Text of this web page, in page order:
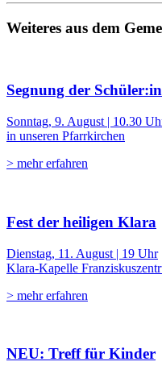
Weiteres aus dem
Segnung der
Sonntag, 9. August | 10.30
in unseren Pfarrkirchen
> mehr erfahren
Fest der heiligen Klara
Dienstag, 11. August | 19 Uhr
Klara-Kapelle
> mehr erfahren
NEU: Treff für Kinder